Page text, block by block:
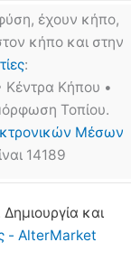
έχουν κήπο,
κήπο και στην
:
Κέντρα Κήπου •
Τοπίου.
Μέσων
14189
Δημιουργία και
- AlterMarket